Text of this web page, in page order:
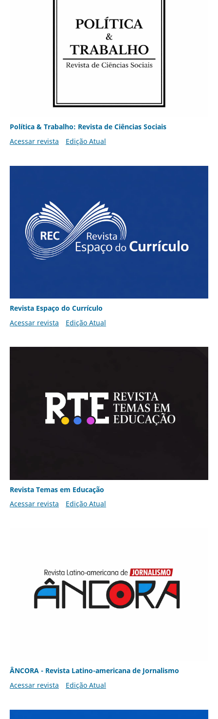
Política & Trabalho: Revista de Ciências Sociais
Acessar revista
Edição Atual
Revista Espaço do Currículo
Acessar revista
Edição Atual
Revista Temas em Educação
Acessar revista
Edição Atual
ÂNCORA - Revista Latino-americana de Jornalismo
Acessar revista
Edição Atual